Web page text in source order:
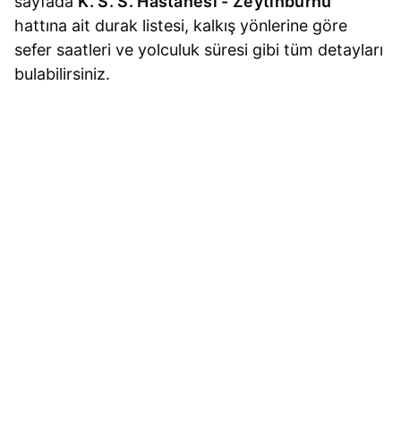
hattına ait durak listesi, kalkış yönlerine göre
sefer saatleri ve yolculuk süresi gibi tüm detayları
bulabilirsiniz.